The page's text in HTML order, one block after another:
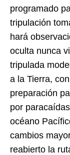
programado
tripulación
hará
oculta nunca
tripulada
a la Tierra,
preparación
por
océano
cambios
reabierto la